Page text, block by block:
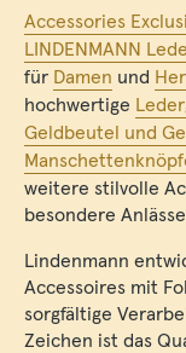
Accessories
LINDENMANN
für Damen und
hochwertige
Geldbeutel und
weitere stilvolle
besondere
Lindenmann
Accessoires mit
sorgfältige
Zeichen ist das